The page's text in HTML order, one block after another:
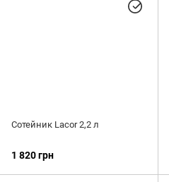
Сотейник Lacor 2,2 л
1 820 грн